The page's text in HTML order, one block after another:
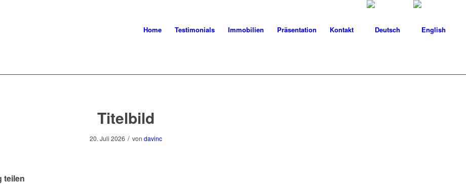
Home Testimonials Immobilien Präsentation Kontakt
Titelbild
20. Juli 2026 / von davinc
teilen